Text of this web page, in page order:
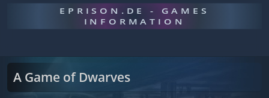
EPRISON.DE - GAMES
INFORMATION
A Game of Dwarves